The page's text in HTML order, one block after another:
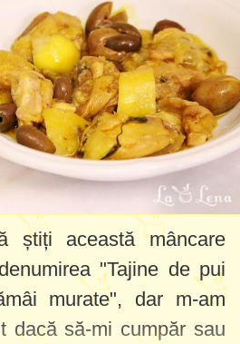
știți această mâncare
"Tajine de pui
murate", dar m-am
dacă să-mi cumpăr sau